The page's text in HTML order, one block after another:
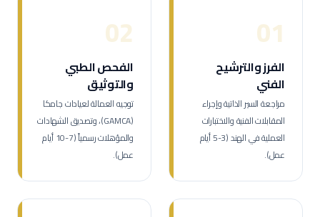
01
الفرز والترشيح
الفني
مراجعة السير الذاتية وإجراء
المقابلات الفنية والاختبارات
العملية في الهند (3-5 أيام
عمل).
02
الفحص الطبي
والتوثيق
توجيه العمالة لعيادات جامكا
(GAMCA)، وتصديق الشهادات
والمؤهلات رسمياً (7-10 أيام
عمل).